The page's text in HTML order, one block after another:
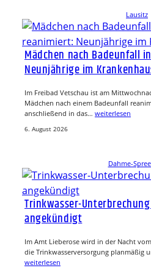
Lausitz
Mädchen nach Badeunfall
Neunjährige im
Im Freibad Vetschau ist am
Mädchen nach einem Badeunfall
anschließend in das… weiterlesen
6. August 2026
Dahme-
Trinkwasser-
angekündigt
Im Amt Lieberose wird in der Nacht
die Trinkwasserversorgung planmäßig
weiterlesen